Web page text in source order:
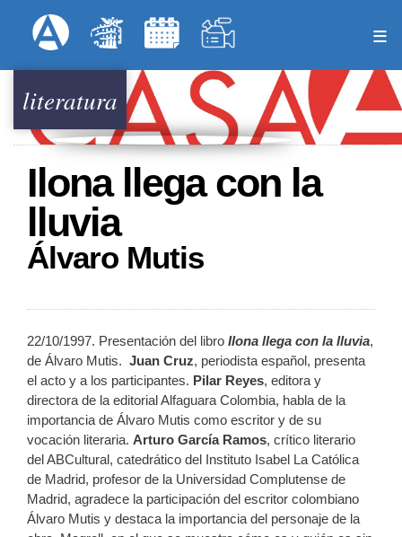
al
principal
Menú Superior
literatura
Ilona llega con la
lluvia
Álvaro Mutis
22/10/1997. Presentación del libro Ilona llega con la lluvia,
de Álvaro Mutis. Juan Cruz, periodista español, presenta
el acto y a los participantes. Pilar Reyes, editora y
directora de la editorial Alfaguara Colombia, habla de la
importancia de Álvaro Mutis como escritor y de su
vocación literaria. Arturo García Ramos, crítico literario
del ABCultural, catedrático del Instituto Isabel La Católica
de Madrid, profesor de la Universidad Complutense de
Madrid, agradece la participación del escritor colombiano
Álvaro Mutis y destaca la importancia del personaje de la